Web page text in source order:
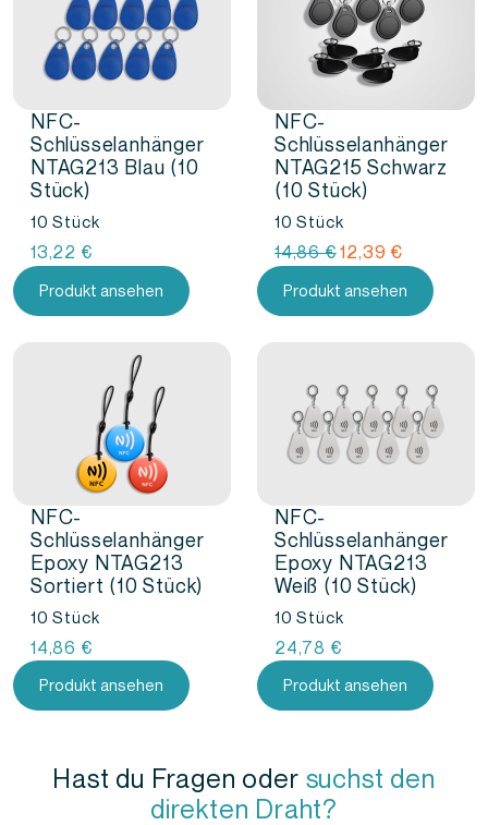
NFC-
Schlüsselanhänger
NTAG213 Blau (10
Stück)
10 Stück
13,22 €
Produkt ansehen
NFC-
Schlüsselanhänger
NTAG215 Schwarz
(10 Stück)
10 Stück
14,86€Ursprünglicher
war:
12,39 €
Preis
ist:
Produkt ansehen
NFC-
Schlüsselanhänger
Epoxy NTAG213
Sortiert (10 Stück)
10 Stück
14,86 €
Produkt ansehen
NFC-
Schlüsselanhänger
Epoxy NTAG213
Weiß (10 Stück)
10 Stück
24,78 €
Produkt ansehen
Hast du Fragen oder suchst den
direkten Draht?